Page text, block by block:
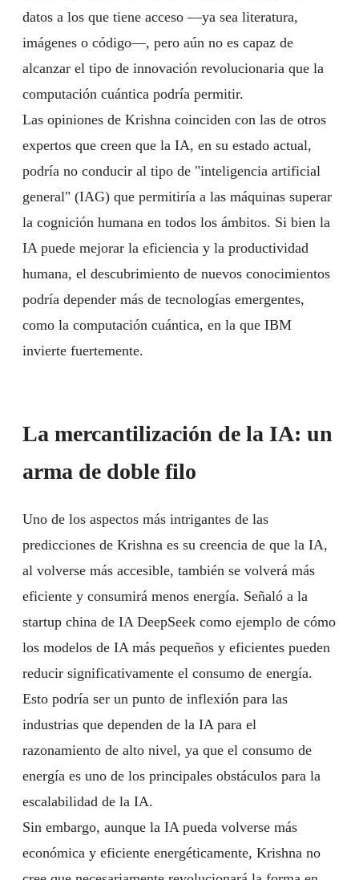
datos a los que tiene acceso —ya sea literatura,
imágenes o código—, pero aún no es capaz de
alcanzar el tipo de innovación revolucionaria que la
computación cuántica podría permitir.
Las opiniones de Krishna coinciden con las de otros
expertos que creen que la IA, en su estado actual,
podría no conducir al tipo de "inteligencia artificial
general" (IAG) que permitiría a las máquinas superar
la cognición humana en todos los ámbitos. Si bien la
IA puede mejorar la eficiencia y la productividad
humana, el descubrimiento de nuevos conocimientos
podría depender más de tecnologías emergentes,
como la computación cuántica, en la que IBM
invierte fuertemente.
La mercantilización de la IA: un
arma de doble filo
Uno de los aspectos más intrigantes de las
predicciones de Krishna es su creencia de que la IA,
al volverse más accesible, también se volverá más
eficiente y consumirá menos energía. Señaló a la
startup china de IA DeepSeek como ejemplo de cómo
los modelos de IA más pequeños y eficientes pueden
reducir significativamente el consumo de energía.
Esto podría ser un punto de inflexión para las
industrias que dependen de la IA para el
razonamiento de alto nivel, ya que el consumo de
energía es uno de los principales obstáculos para la
escalabilidad de la IA.
Sin embargo, aunque la IA pueda volverse más
económica y eficiente energéticamente, Krishna no